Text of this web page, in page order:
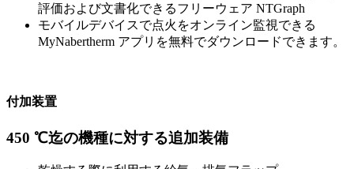
評価および文書化できるフリーウェア NTGraph
モバイルデバイスで点火をオンライン監視できる
MyNabertherm アプリを無料でダウンロードできます。
付加装置
450 ℃迄の機種に対する追加装備